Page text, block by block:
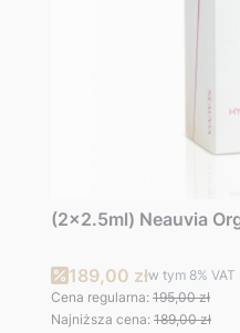
(2x2.5ml) Neauvia
Cena promocyjna
189,00 złw tym 8% VAT
Cena regularna: 195,00 zł
Najniższa cena: 189,00 zł